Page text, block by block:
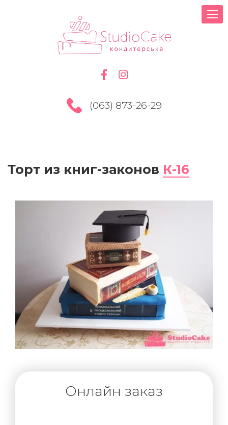
(063) 873-26-29
Торт из книг-законов К-16
Онлайн заказ